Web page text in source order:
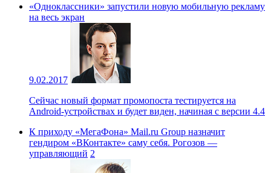
«Одноклассники» запустили новую мобильную рекламу
на весь экран
9.02.2017
Сейчас новый формат промопоста тестируется на
Android-устройствах и будет виден, начиная с версии 4.4
К приходу «МегаФона» Mail.ru Group назначит
гендиром «ВКонтакте» саму себя. Рогозов —
управляющий 2